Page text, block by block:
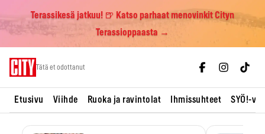
Terassikesä jatkuu! 🍺 Katso parhaat menovinkit Cityn
Terassioppaasta →
Tätä et odottanut
Etusivu Viihde Ruoka ja ravintolat Ihmissuhteet SYÖ!-